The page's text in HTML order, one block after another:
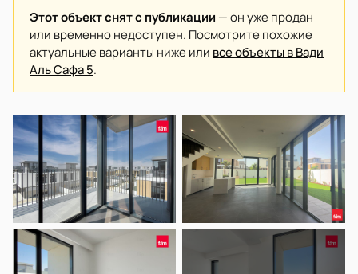
Этот объект снят с публикации — он уже продан
или временно недоступен. Посмотрите похожие
актуальные варианты ниже или все объекты в Вади
Аль Сафа 5.
НА ПРОДАЖУ Готов к заселению